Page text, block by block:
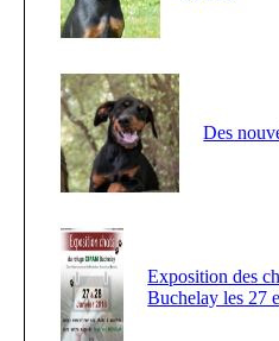
Des
Exposition des
Buchelay les 27